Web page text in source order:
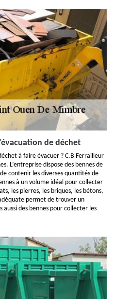
de déchet
à faire évacuer ? C.B Ferrailleur
L’entreprise dispose des bennes de
contenir les diverses quantités de
à un volume idéal pour collecter
les pierres, les briques, les bétons,
permet de trouver un
des bennes pour collecter les